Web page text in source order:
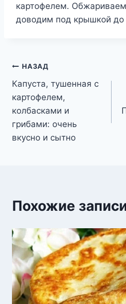
картофелем.
доводим под крышкой до
Навигация
по
записям
НАЗАД
Капуста, тушенная с
картофелем,
колбасками и
грибами: очень
вкусно и сытно
Похожие